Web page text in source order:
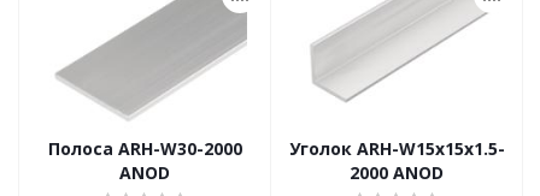
Полоса ARH-W30-2000
ANOD
Уголок ARH-W15x15x1.5-
2000 ANOD